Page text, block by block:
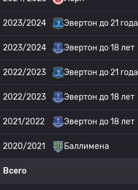
2023/2024 Эвертон до 21 года
2023/2024 Эвертон до 18 лет
2022/2023 Эвертон до 21 года
2022/2023 Эвертон до 18 лет
2021/2022 Эвертон до 18 лет
2020/2021 Баллимена
Всего